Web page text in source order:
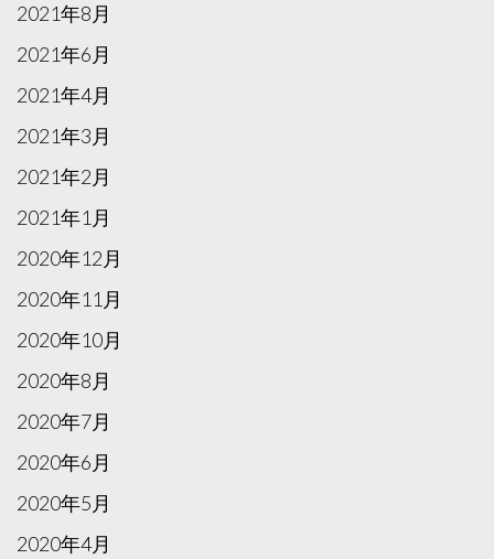
2021年8月
2021年6月
2021年4月
2021年3月
2021年2月
2021年1月
2020年12月
2020年11月
2020年10月
2020年8月
2020年7月
2020年6月
2020年5月
2020年4月